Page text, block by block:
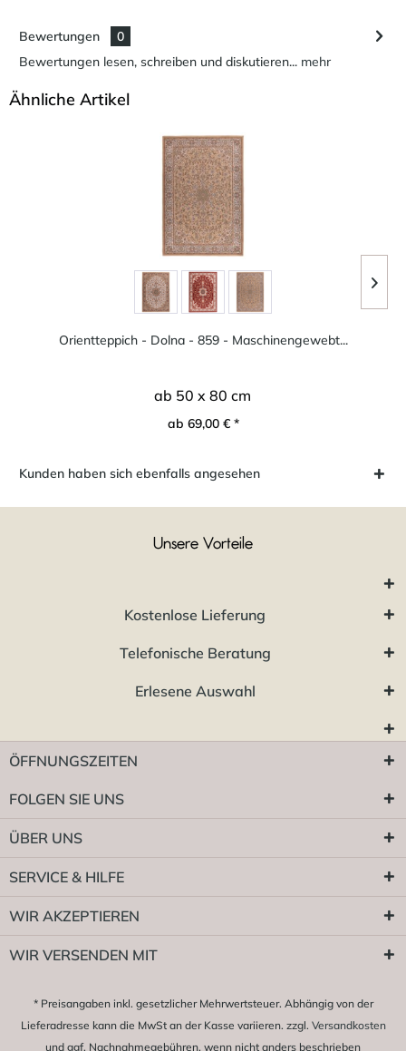
Bewertungen
0
Bewertungen lesen, schreiben und diskutieren... mehr
Ähnliche Artikel
Orientteppich - Dolna - 859 - Maschinengewebt...
ab 50 x 80 cm
ab 69,00 € *
Kunden haben sich ebenfalls angesehen
Unsere Vorteile
Kostenlose Lieferung
Telefonische Beratung
Erlesene Auswahl
ÖFFNUNGSZEITEN
FOLGEN SIE UNS
ÜBER UNS
SERVICE & HILFE
WIR AKZEPTIEREN
WIR VERSENDEN MIT
* Preisangaben inkl. gesetzlicher Mehrwertsteuer. Abhängig von der
Lieferadresse kann die MwSt an der Kasse variieren. zzgl. Versandkosten
und ggf. Nachnahmegebühren, wenn nicht anders beschrieben